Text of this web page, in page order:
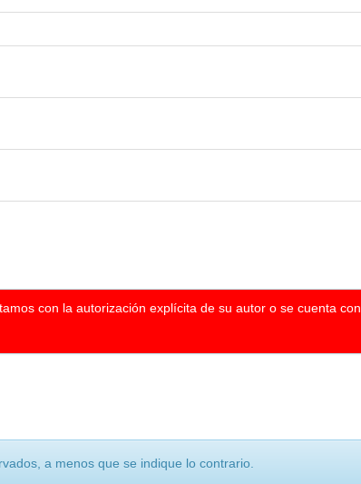
con la autorización explícita de su autor o se cuenta
a menos que se indique lo contrario.